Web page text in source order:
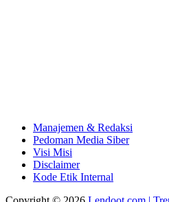
Manajemen & Redaksi
Pedoman Media Siber
Visi Misi
Disclaimer
Kode Etik Internal